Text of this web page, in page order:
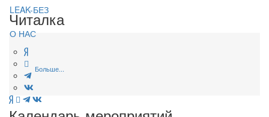
LEAK-БЕЗ
О НАС
Читалка
Больше...